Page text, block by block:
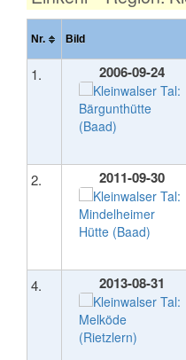
Nr. Bild
1. 2006-09-24
2. 2011-09-30
4. 2013-08-31